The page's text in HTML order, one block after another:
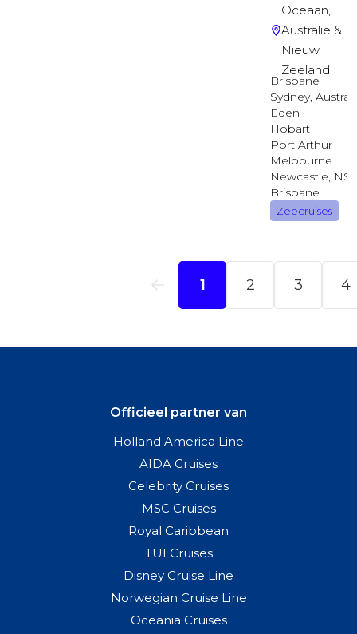
Officieel partner van
Holland America Line
AIDA Cruises
Celebrity Cruises
MSC Cruises
Royal Caribbean
TUI Cruises
Disney Cruise Line
Norwegian Cruise Line
Oceania Cruises